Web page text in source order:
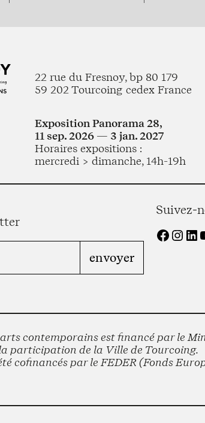
22 rue du Fresnoy, bp 80 179
59 202 Tourcoing cedex France
Exposition Panorama 28,
11 sep. 2026 — 3 jan. 2027
Horaires expositions :
mercredi > dimanche, 14h-19h
Suivez-
Facebook Instagram LinkedIn YouTube
contemporains est financé par le
participation de la Ville de Tourcoing.
cofinancés par le FEDER (Fonds